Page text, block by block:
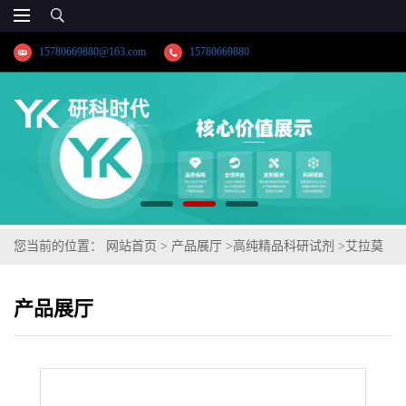
15780669880@163.com 15780669880
您当前的位置： 网站首页 > 产品展厅 >高纯精品科研试剂 >艾拉莫
产品展厅